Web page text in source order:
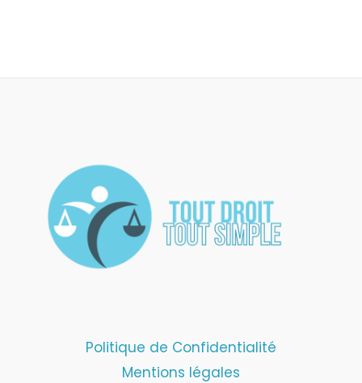
Politique de Confidentialité
Mentions légales